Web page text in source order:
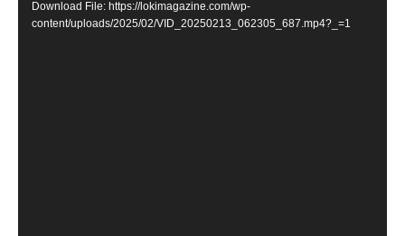
Download File: https://lokimagazine.com/wp-
content/uploads/2025/02/VID_20250213_062305_687.mp4?_=1